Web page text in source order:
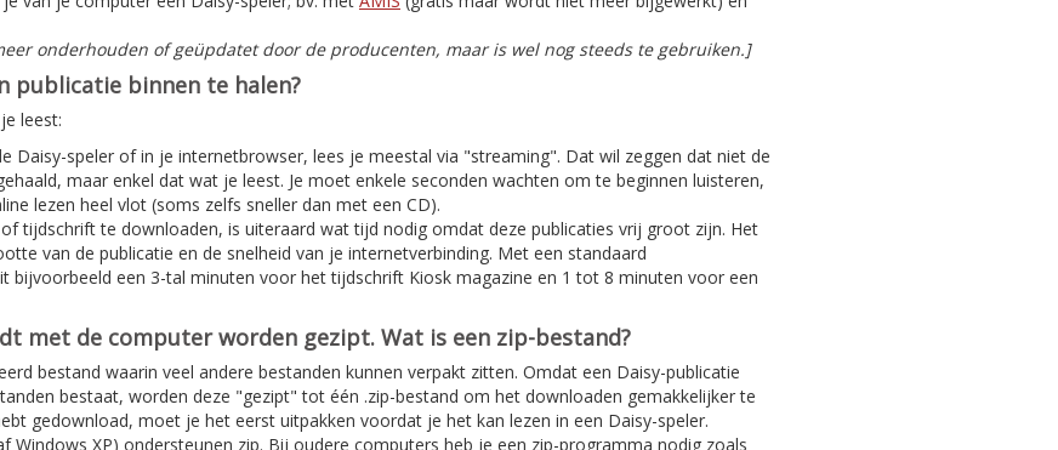
onderhouden of geüpdatet door de producenten, maar is wel nog steeds te gebruiken.]
publicatie binnen te halen?
leest:
Daisy-speler of in je internetbrowser, lees je meestal via "streaming". Dat wil zeggen dat niet de
maar enkel dat wat je leest. Je moet enkele seconden wachten om te beginnen luisteren,
lezen heel vlot (soms zelfs sneller dan met een CD).
tijdschrift te downloaden, is uiteraard wat tijd nodig omdat deze publicaties vrij groot zijn. Het
van de publicatie en de snelheid van je internetverbinding. Met een standaard
bijvoorbeeld een 3-tal minuten voor het tijdschrift Kiosk magazine en 1 tot 8 minuten voor een
met de computer worden gezipt. Wat is een zip-bestand?
bestand waarin veel andere bestanden kunnen verpakt zitten. Omdat een Daisy-publicatie
bestaat, worden deze "gezipt" tot één .zip-bestand om het downloaden gemakkelijker te
gedownload, moet je het eerst uitpakken voordat je het kan lezen in een Daisy-speler.
Windows XP) ondersteunen zip. Bij oudere computers heb je een zip-programma nodig zoals